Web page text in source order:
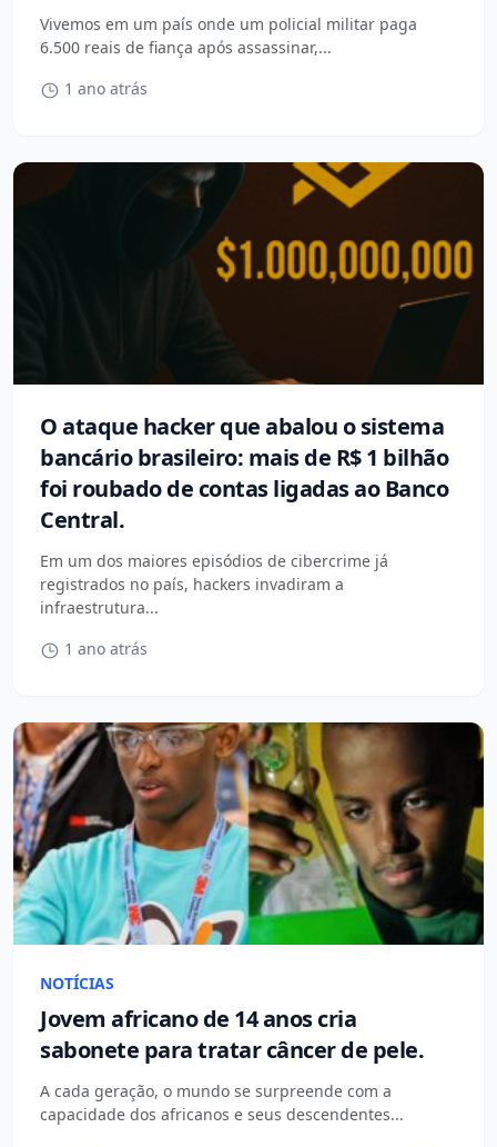
Vivemos em um país onde um policial militar paga
6.500 reais de fiança após assassinar,...
1 ano atrás
O ataque hacker que abalou o sistema
bancário brasileiro: mais de R$ 1 bilhão
foi roubado de contas ligadas ao Banco
Central.
Em um dos maiores episódios de cibercrime já
registrados no país, hackers invadiram a
infraestrutura...
1 ano atrás
NOTÍCIAS
Jovem africano de 14 anos cria
sabonete para tratar câncer de pele.
A cada geração, o mundo se surpreende com a
capacidade dos africanos e seus descendentes...